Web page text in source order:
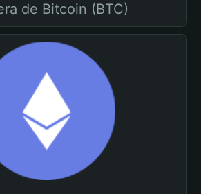
de Bitcoin (BTC)